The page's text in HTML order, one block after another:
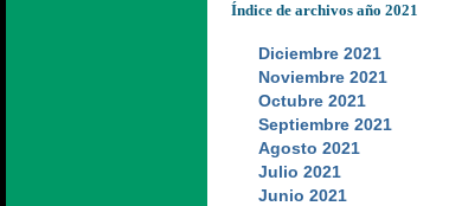
Índice de archivos año 2021
Diciembre 2021
Noviembre 2021
Octubre 2021
Septiembre 2021
Agosto 2021
Julio 2021
Junio 2021